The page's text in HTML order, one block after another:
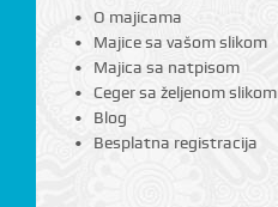
O majicama
Majice sa vašom slikom
Majica sa natpisom
Ceger sa željenom slikom
Blog
Besplatna registracija